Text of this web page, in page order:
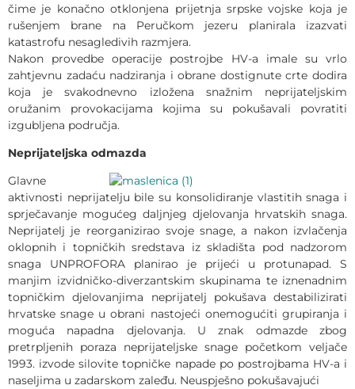
čime je konačno otklonjena prijetnja srpske vojske koja je
rušenjem brane na Peručkom jezeru planirala izazvati
katastrofu nesagledivih razmjera.
Nakon provedbe operacije postrojbe HV-a imale su vrlo
zahtjevnu zadaću nadziranja i obrane dostignute crte dodira
koja je svakodnevno izložena snažnim neprijateljskim
oružanim provokacijama kojima su pokušavali povratiti
izgubljena područja.
Neprijateljska odmazda
Glavne
aktivnosti neprijatelju bile su konsolidiranje vlastitih snaga i
sprječavanje mogućeg daljnjeg djelovanja hrvatskih snaga.
Neprijatelj je reorganizirao svoje snage, a nakon izvlačenja
oklopnih i topničkih sredstava iz skladišta pod nadzorom
snaga UNPROFORA planirao je prijeći u protunapad. S
manjim izvidničko-diverzantskim skupinama te iznenadnim
topničkim djelovanjima neprijatelj pokušava destabilizirati
hrvatske snage u obrani nastojeći onemogućiti grupiranja i
moguća napadna djelovanja. U znak odmazde zbog
pretrpljenih poraza neprijateljske snage početkom veljače
1993. izvode silovite topničke napade po postrojbama HV-a i
naseljima u zadarskom zaleđu. Neuspješno pokušavajući